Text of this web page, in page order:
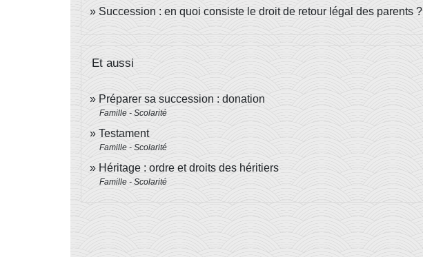
Succession : en quoi consiste le droit de retour légal des parents ?
Et aussi
Préparer sa succession : donation
Famille - Scolarité
Testament
Famille - Scolarité
Héritage : ordre et droits des héritiers
Famille - Scolarité